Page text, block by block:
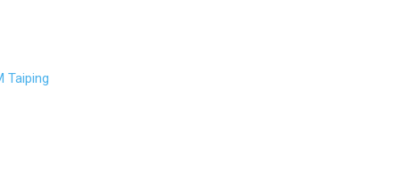
Taiping